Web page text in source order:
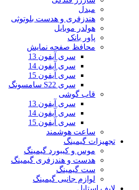
مبدل
هندزفری و هدست بلوتوثی
هولدر موبایل
پاور بانک
محافظ صفحه نمایش
سری آیفون 13
سری آیفون 14
سری آیفون 15
سری S22 سامسونگ
قاب گوشی
سری آیفون 13
سری آیفون 14
سری آیفون 15
ساعت هوشمند
تجهیزات گیمینگ
موس و کیبورد گیمینگ
هدست و هندزفری گیمینگ
ست گیمینگ
لوازم جانبی گیمینگ
لایف استایل